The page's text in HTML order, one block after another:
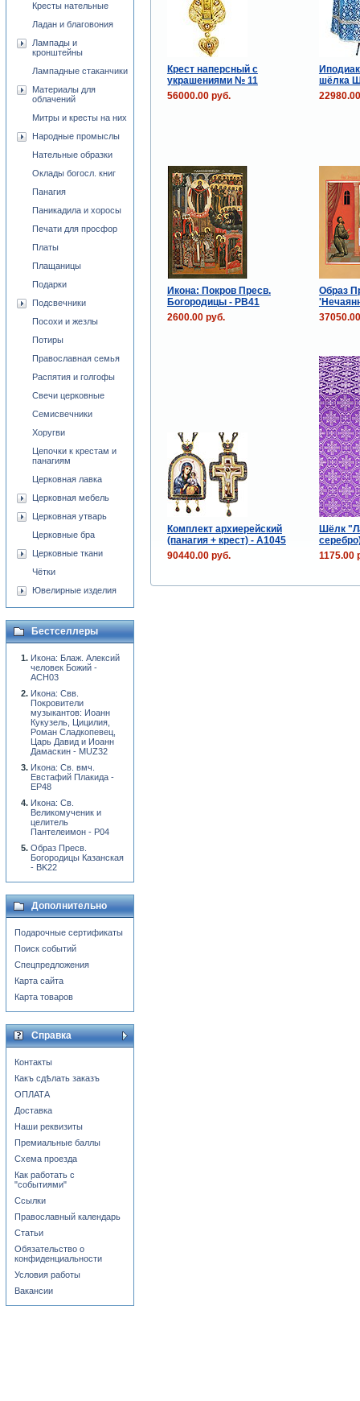
Крест наперсный с
украшениями № 11
шёлка
56000.00 руб.
Икона: Покров Пресв.
Богородицы - PB41
Образ
2600.00 руб.
Комплект архиерейский
(панагия + крест) - А1045
Шёлк
90440.00 руб.
1175.00
Кресты нательные
Ладан и благовония
Лампады и
кронштейны
Лампадные стаканчики
Материалы для
облачений
Митры и кресты на них
Народные промыслы
Нательные образки
Оклады богосл. книг
Панагия
Паникадила и хоросы
Печати для просфор
Платы
Плащаницы
Подарки
Подсвечники
Посохи и жезлы
Потиры
Православная семья
Распятия и голгофы
Свечи церковные
Семисвечники
Хоругви
Цепочки к крестам и
панагиям
Церковная лавка
Церковная мебель
Церковная утварь
Церковные бра
Церковные ткани
Чётки
Ювелирные изделия
Бестселлеры
Икона: Блаж. Алексий
человек Божий -
ACH03
Икона: Свв.
Покровители
музыкантов: Иоанн
Кукузель, Цицилия,
Роман Сладкопевец,
Царь Давид и Иоанн
Дамаскин - MUZ32
Икона: Св. вмч.
Евстафий Плакида -
EP48
Икона: Св.
Великомученик и
целитель
Пантелеимон - P04
Образ Пресв.
Богородицы Казанская
- BK22
Дополнительно
Подарочные сертификаты
Поиск событий
Спецпредложения
Карта сайта
Карта товаров
Справка
Контакты
Какъ сдѣлать заказъ
ОПЛАТА
Доставка
Наши реквизиты
Премиальные баллы
Схема проезда
Как работать с
"событиями"
Ссылки
Православный календарь
Статьи
Обязательство о
конфиденциальности
Условия работы
Вакансии